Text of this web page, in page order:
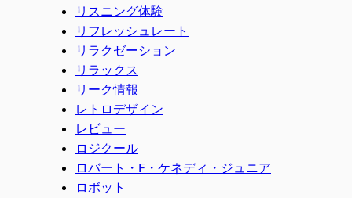
リスニング体験
リフレッシュレート
リラクゼーション
リラックス
リーク情報
レトロデザイン
レビュー
ロジクール
ロバート・F・ケネディ・ジュニア
ロボット